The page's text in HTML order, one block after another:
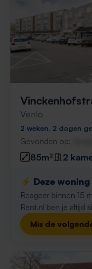
Venlo
2 weken, 2 dagen
Gevonden op:
85m² 2
⚡️ Deze
Reageer binnen 15
Rent.nl ben je altijd
Mis de